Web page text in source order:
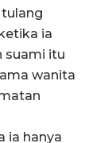
ia
suami itu
wanita
ia hanya